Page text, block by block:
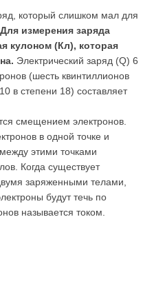
который слишком мал для
Для измерения заряда
кулоном (Кл), которая
Электрический заряд (Q) 6
(шесть квинтиллионов
в степени 18) составляет
смещением электронов.
в одной точке и
этими точками
Когда существует
заряженными телами,
будут течь по
называется током.